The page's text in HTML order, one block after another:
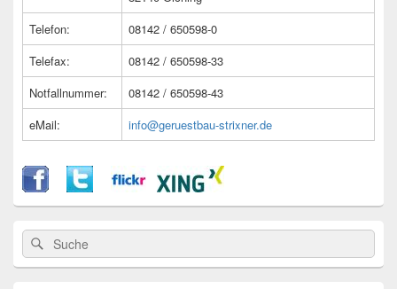
Telefon:
08142 / 650598-0
Telefax:
08142 / 650598-33
Notfallnummer:
08142 / 650598-43
eMail:
info@geruestbau-strixner.de
Suche
nach:
Suche